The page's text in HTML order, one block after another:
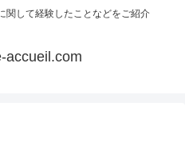
関して経験したことなどをご紹介
accueil.com